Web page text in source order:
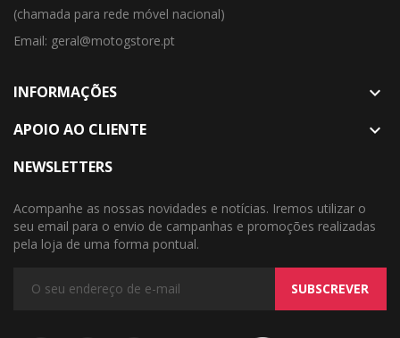
(chamada para rede móvel nacional)
Email: geral@motogstore.pt
INFORMAÇÕES 
APOIO AO CLIENTE 
NEWSLETTERS
Acompanhe as nossas novidades e notícias. Iremos utilizar o
seu email para o envio de campanhas e promoções realizadas
pela loja de uma forma pontual.
SUBSCREVER